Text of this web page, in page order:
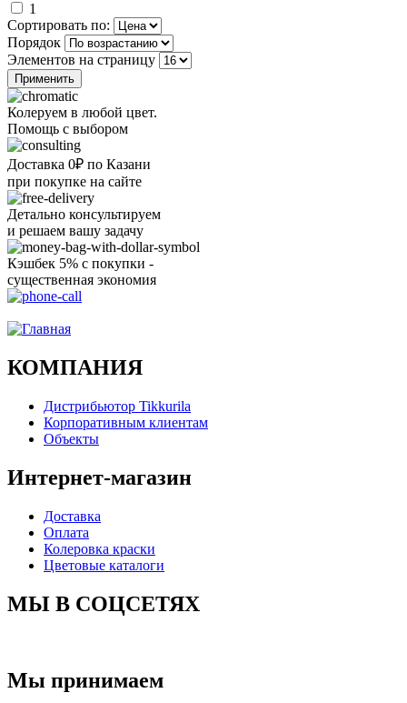
1
Сортировать по:
Порядок
Элементов на страницу
Колеруем в любой цвет.
Помощь с выбором
Доставка 0₽ по Казани
при покупке на сайте
Детально консультируем
и решаем вашу задачу
Кэшбек 5% с покупки -
существенная экономия
КОМПАНИЯ
Дистрибьютор Tikkurila
Корпоративным клиентам
Объекты
Интернет-магазин
Доставка
Оплата
Колеровка краски
Цветовые каталоги
МЫ В СОЦСЕТЯХ
Мы принимаем